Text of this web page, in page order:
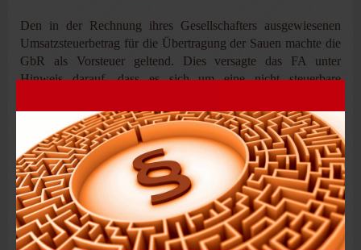
Den in der Rechnung ihres Gesellschafters ausgewiesenen
Umsatzsteuerbetrag für die Übertragung der Sauen machte die
GbR als Vorsteuer geltend. Dies versagte das FA unter
Hinweis darauf, dass es sich um eine nicht steuerbare
Zur Begründung ihrer hiergegen erhobenen Klage trug die
GbR vor, dass sie den Betrieb ihres Gesellschafters mangels
Erwerbs dessen Ackerflächen nicht fortgeführt habe.
Entscheidung
Das FG wies die Klage ab. Das FA habe den Vorsteuerabzug